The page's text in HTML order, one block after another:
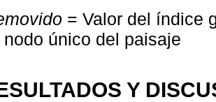
= Valor del índice
nodo único del paisaje
Y